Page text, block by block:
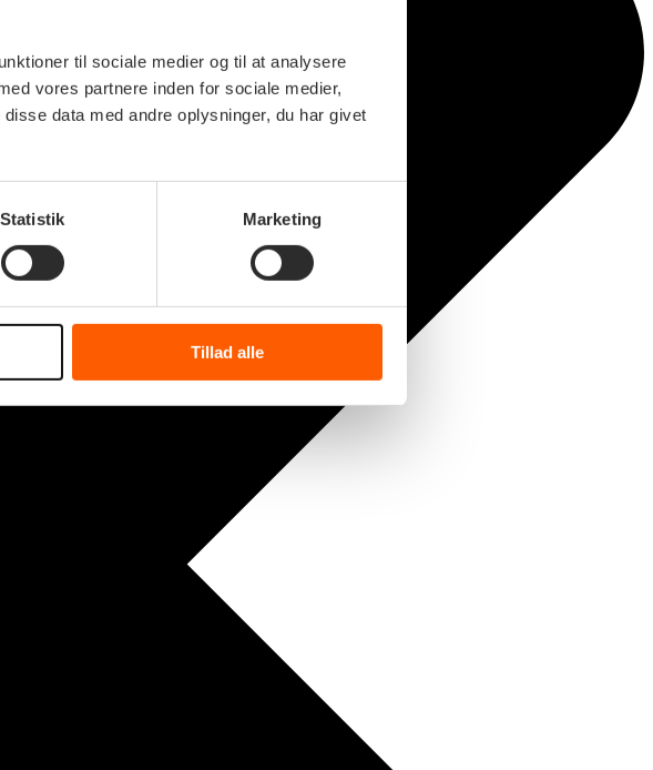
til sociale medier og til at analysere
vores partnere inden for sociale medier,
data med andre oplysninger, du har givet
Statistik Marketing
Tillad alle